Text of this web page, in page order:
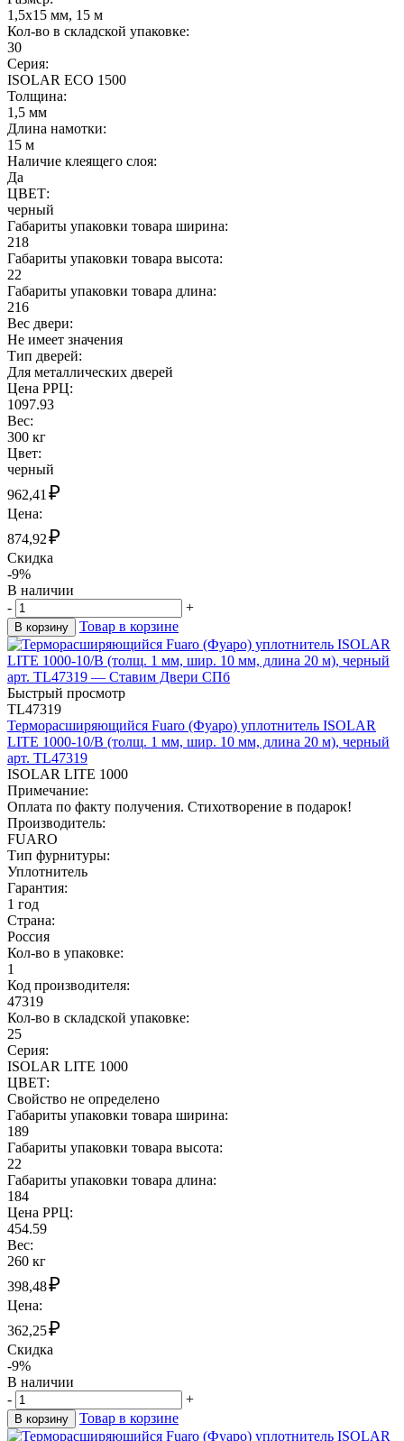
1,5х15 мм, 15 м
Кол-во в складской упаковке:
30
Серия:
ISOLAR ECO 1500
Толщина:
1,5 мм
Длина намотки:
15 м
Наличие клеящего слоя:
Да
ЦВЕТ:
черный
Габариты упаковки товара ширина:
218
Габариты упаковки товара высота:
22
Габариты упаковки товара длина:
216
Вес двери:
Не имеет значения
Тип дверей:
Для металлических дверей
Цена РРЦ:
1097.93
Вес:
300 кг
Цвет:
черный
962,41₽
Цена:
874,92₽
Скидка
-9%
В наличии
-
+
В корзину Товар в корзине
Быстрый просмотр
TL47319
Терморасширяющийся Fuaro (Фуаро) уплотнитель ISOLAR
LITE 1000-10/B (толщ. 1 мм, шир. 10 мм, длина 20 м), черный
арт. TL47319
ISOLAR LITE 1000
Примечание:
Оплата по факту получения. Стихотворение в подарок!
Производитель:
FUARO
Тип фурнитуры:
Уплотнитель
Гарантия:
1 год
Страна:
Россия
Кол-во в упаковке:
1
Код производителя:
47319
Кол-во в складской упаковке:
25
Серия:
ISOLAR LITE 1000
ЦВЕТ:
Свойство не определено
Габариты упаковки товара ширина:
189
Габариты упаковки товара высота:
22
Габариты упаковки товара длина:
184
Цена РРЦ:
454.59
Вес:
260 кг
398,48₽
Цена:
362,25₽
Скидка
-9%
В наличии
-
+
В корзину Товар в корзине